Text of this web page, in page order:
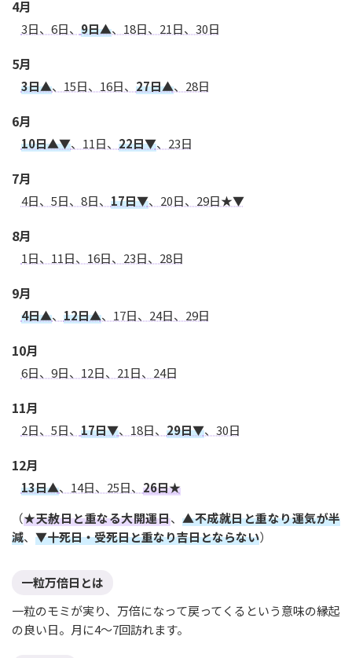
4月
3日、6日、 9日▲、18日、21日、30日
5月
3日▲、15日、16日、 27日▲、28日
6月
10日▲▼、11日、 22日▼、23日
7月
4日、5日、8日、 17日▼、20日、29日★▼
8月
1日、11日、16日、23日、28日
9月
4日▲、 12日▲、17日、24日、29日
10月
6日、9日、12日、21日、24日
11月
2日、5日、 17日▼、18日、 29日▼、30日
12月
13日▲、14日、25日、 26日★
（★天赦日と重なる大開運日、▲不成就日と重なり運気が半
減、 ▼十死日・受死日と重なり吉日とならない）
一粒万倍日とは
一粒のモミが実り、万倍になって戻ってくるという意味の縁起
の良い日。月に4〜7回訪れます。